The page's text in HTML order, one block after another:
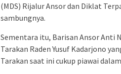
(MDS) Rijalur Ansor dan Diklat
sambungnya.
Sementara itu, Barisan Ansor Anti
Tarakan Raden Yusuf Kadarjono
Tarakan saat ini cukup piawai